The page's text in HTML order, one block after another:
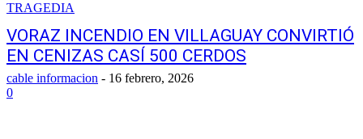
TRAGEDIA
VORAZ INCENDIO EN VILLAGUAY CONVIRTIÓ
EN CENIZAS CASÍ 500 CERDOS
cable informacion - 16 febrero, 2026
0